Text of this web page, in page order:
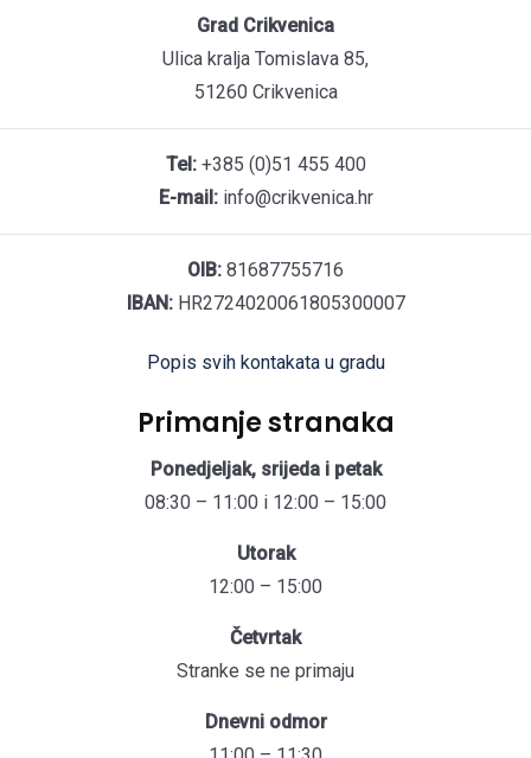
Grad Crikvenica
Ulica kralja Tomislava 85,
51260 Crikvenica
Tel:+385 (0)51 455 400
E-mail:info@crikvenica.hr
OIB: 81687755716
IBAN:HR2724020061805300007
Popis svih kontakata u gradu
Primanje stranaka
Ponedjeljak, srijeda i petak
08:30 – 11:00 i 12:00 – 15:00
Utorak
12:00 – 15:00
Četvrtak
Stranke se ne primaju
Dnevni odmor